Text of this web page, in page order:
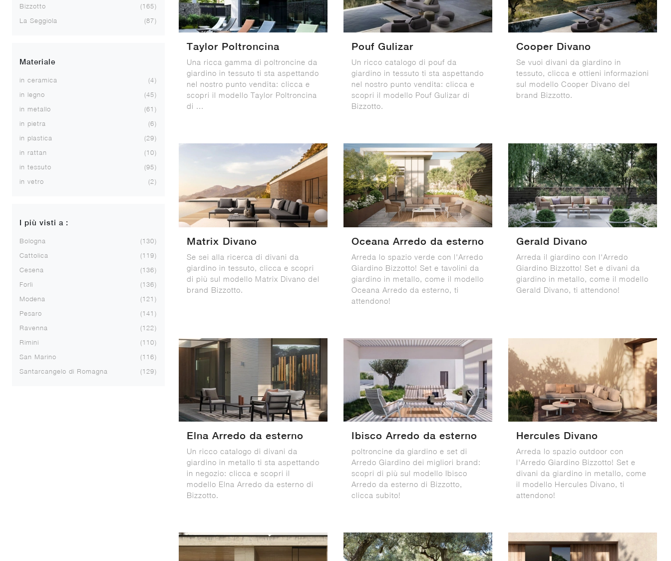
Bizzotto
165
La Seggiola
87
Materiale
in ceramica
4
in legno
45
in metallo
61
in pietra
6
in plastica
29
in rattan
10
in tessuto
95
in vetro
2
I più visti a :
Bologna
130
Cattolica
119
Cesena
136
Forlì
136
Modena
121
Pesaro
141
Ravenna
122
Rimini
110
San Marino
116
Santarcangelo di Romagna
129
Taylor Poltroncina
Una ricca gamma di poltroncine da
giardino in tessuto ti sta aspettando
nel nostro punto vendita: clicca e
scopri il modello Taylor Poltroncina
di ...
Pouf Gulizar
Un ricco catalogo di pouf da
giardino in tessuto ti sta aspettando
nel nostro punto vendita: clicca e
scopri il modello Pouf Gulizar di
Bizzotto.
Cooper Divano
Se vuoi divani da giardino in
tessuto, clicca e ottieni informazioni
sul modello Cooper Divano del
brand Bizzotto.
Matrix Divano
Se sei alla ricerca di divani da
giardino in tessuto, clicca e scopri
di più sul modello Matrix Divano del
brand Bizzotto.
Oceana Arredo da esterno
Arreda lo spazio verde con l'Arredo
Giardino Bizzotto! Set e tavolini da
giardino in metallo, come il modello
Oceana Arredo da esterno, ti
attendono!
Gerald Divano
Arreda il giardino con l'Arredo
Giardino Bizzotto! Set e divani da
giardino in metallo, come il modello
Gerald Divano, ti attendono!
Elna Arredo da esterno
Un ricco catalogo di divani da
giardino in metallo ti sta aspettando
in negozio: clicca e scopri il
modello Elna Arredo da esterno di
Bizzotto.
Ibisco Arredo da esterno
poltroncine da giardino e set di
Arredo Giardino dei migliori brand:
scopri di più sul modello Ibisco
Arredo da esterno di Bizzotto,
clicca subito!
Hercules Divano
Arreda lo spazio outdoor con
l'Arredo Giardino Bizzotto! Set e
divani da giardino in metallo, come
il modello Hercules Divano, ti
attendono!